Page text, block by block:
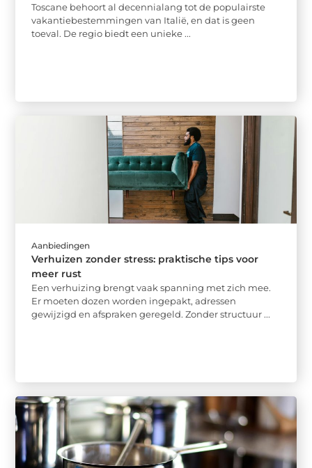
Toscane behoort al decennialang tot de populairste
vakantiebestemmingen van Italië, en dat is geen
toeval. De regio biedt een unieke ...
Aanbiedingen
Verhuizen zonder stress: praktische tips voor
meer rust
Een verhuizing brengt vaak spanning met zich mee.
Er moeten dozen worden ingepakt, adressen
gewijzigd en afspraken geregeld. Zonder structuur ...